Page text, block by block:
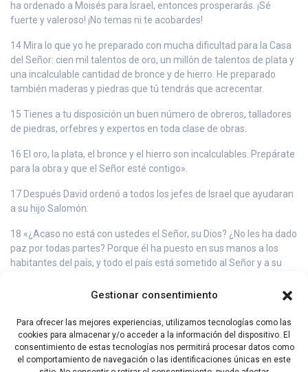
Gestionar consentimiento
Para ofrecer las mejores experiencias, utilizamos tecnologías como las
cookies para almacenar y/o acceder a la información del dispositivo. El
consentimiento de estas tecnologías nos permitirá procesar datos como
el comportamiento de navegación o las identificaciones únicas en este
ha ordenado a Moisés para Israel, entonces prosperarás. ¡Sé
fuerte y valeroso! ¡No temas ni te acobardes!
14 Mira lo que yo he preparado con mucha dificultad para la Casa
del Señor: cien mil talentos de oro, un millón de talentos de plata y
una incalculable cantidad de bronce y de hierro. He preparado
también maderas y piedras que tú tendrás que acrecentar.
15 Tienes a tu disposición un buen número de obreros, talladores
de piedras, orfebres y expertos en toda clase de obras.
16 El oro, la plata, el bronce y el hierro son incalculables. Prepárate
para la obra y que el Señor esté contigo».
17 Después David ordenó a todos los jefes de Israel que ayudaran
a su hijo Salomón:
18 «¿Acaso no está con ustedes el Señor, su Dios? ¿No les ha dado
paz por todas partes? Porque él ha puesto en sus manos a los
habitantes del país, y todo el país está sometido al Señor y a su
19 Dedíquense ahora de todo corazón y con toda su alma a buscar
al Señor, su Dios. Prepárense a edificar el Santuario del Señor, su
Dios, a fin de trasladar a la Casa que se va edificar para el nombre
del Señor el Arca de la Alianza del Señor y los utensilios
consagrados a Dios».